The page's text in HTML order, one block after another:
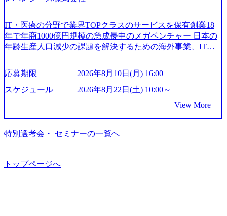
や組織がスケールしていく過程を体感できます。 また、希
参加できる環境です。 自ら案件を取り、プロジェクト体制
を作っていくことも可能です。 ● 事業会社機能にも携われ
る 弊社にはコンサルティング事業以外にもSaaSプロダク
ることも可能です。コンサルタントとしての経験を活かし
ながら自らプロダクト開発や自社の業務改善ができます。
(希望者のみとなります) ● BIG4・アクセンチュアをはじめ
います ● 平均年齢は35歳で、幅広い年齢の方が活躍してい
ます ● インダストリー・ソリューションで区切られていな
い組織です(ワンプール制) ● 海外事業拠点をシンガポールに
ン八重洲 八重洲セントラルタワー8階 受動喫煙対策 : 執務室
案件をメインとしたコンサルティングを行います ＜プロジ
ェクト一部抜粋＞ ・海外事業(新規・既存)事業のビジネス
モデル検討支援 ・金融領域におけるAIを活用した事業戦略
域における地域活性アプリ企画支援及び実行支援 ・ロボテ
援 ※その他新規事業や既存デジタルトランスフォーメーシ
ョンの案件が多数 ● マネージャー プロジェクトの管理者と
ケーション、成果物の品質管理、メンバーの育成などを担
う。プロジェクト全体の品質管理や、会社経営の観点から
のキャリアブログ (https://www.accenture.com/jp-ja/blogs/japan-
careers-blog) 江川社長が語る「105点経営」 (https://business.ni
kkei.com/atcl/gen/19/00604/021600008/) 規模拡大で成功する理
由【コンサル業界俯瞰マップ】 (https://diamond.jp/articles/-/34
材が集結するワケ (https://markezine.jp/article/detail/45446) エン
ジニアからコンサルタントへ。会社に入って、何が変わっ
た？ (https://www.businessinsider.jp/post-288838) プラダ：ラグ
ジュアリー製品のパーソナライゼーション (https://www.acce
m/jp-ja/case-studies/consulting/taisho-pharmaceutical)（ストラテ
s://www.accenture.com/jp-ja/case-studies/communications-media/so
IT・医療の分野で業界TOPクラスのサービスを保有創業18
年で年商1000億円規模の急成長中のメガベンチャー 日本の
年齢生産人口減少の課題を解決するための海外事業、IT事
以上の事業を展開する オールインハウスの組織体制をとっ
ており社内で新しい事業開発などの人員調達できる 独立資
本経営をとっており、事業創造の自由度が高い https://storag
s/20240925162633_7242d0de-3e54-4f03-b076-00318d5c0dff_120
0x644.webp レバレジーズ株式会社 会社説明資料 (https://spea
kerdeck.com/leverages/leverages-hui-she-shao-jie-zi-liao-zhong-tu-
cai-yong-xiang-ke) 「働く人」「事業・サービス」「カルチャ
ps://melev.leverages.jp/) レバレジーズグローバル、大分県より
「外国人留学生等受入環境整備事業委託業務」を受託 (http
応募期限
2026年8月10日(月) 16:00
スケジュール
2026年8月22日(土) 10:00～
View More
特別選考会・ セミナーの一覧へ
トップページへ